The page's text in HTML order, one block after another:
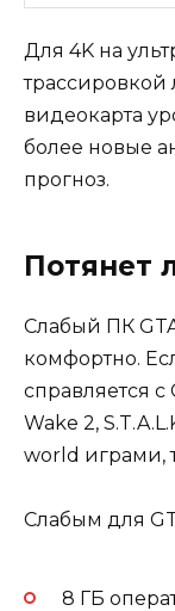
Для 4K на
трассировкой
видеокарта
более новые
прогноз.
Потянет
Слабый ПК
комфортно.
справляется
Wake 2,
world играми,
Слабым для
8 ГБ